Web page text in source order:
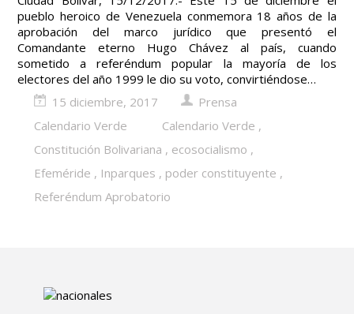
pueblo heroico de Venezuela conmemora 18 años de la
aprobación del marco jurídico que presentó el
Comandante eterno Hugo Chávez al país, cuando
sometido a referéndum popular la mayoría de los
electores del año 1999 le dio su voto, convirtiéndose…
15 diciembre, 2017
Prensa
Calendario Verde
Calendario Verde ,
Constitución Bolivariana , ecosocialismo ,
Efeméride , Inparques , poder constituyente ,
Referéndum Aprobatorio